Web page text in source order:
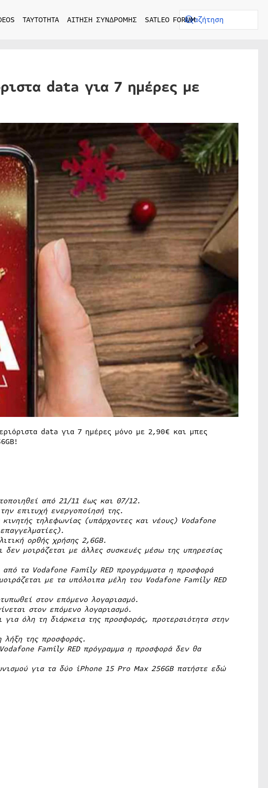
ΤΑΥΤΟΤΗΤΑ ΑΙΤΗΣΗ ΣΥΝΔΡΟΜΗΣ SATLEO FORUM
data για 7 ημέρες με
data για 7 ημέρες μόνο με 2,90€ και μπες
από 21/11 έως και 07/12.
επιτυχή ενεργοποίησή της.
τηλεφωνίας (υπάρχοντες και νέους) Vodafone
ορθής χρήσης 2,6GB.
μοιράζεται με άλλες συσκευές μέσω της υπηρεσίας
τα Vodafone Family RED προγράμματα η προσφορά
με τα υπόλοιπα μέλη του Vodafone Family RED
στον επόμενο λογαριασμό.
στον επόμενο λογαριασμό.
όλη τη διάρκεια της προσφοράς, προτεραιότητα στην
λήξη της προσφοράς.
Family RED πρόγραμμα η προσφορά δεν θα
για τα δύο iPhone 15 Pro Max 256GB πατήστε εδώ